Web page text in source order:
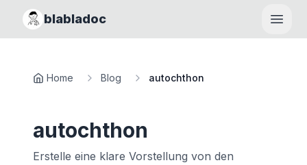
blabladoc
Home Blog autochthon
autochthon
Erstelle eine klare Vorstellung von den